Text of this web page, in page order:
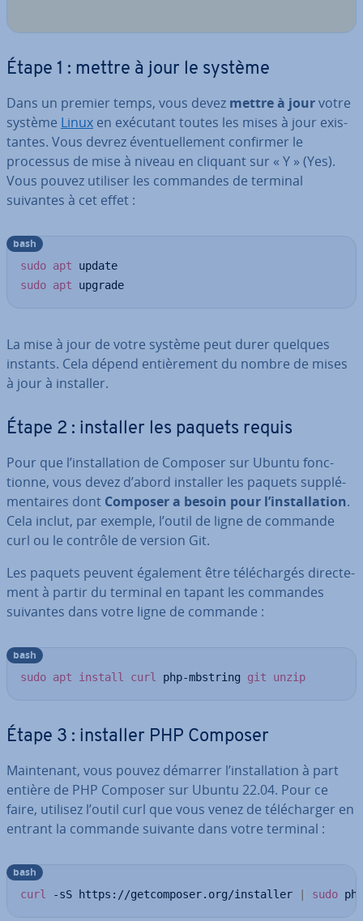
Étape 1 : mettre à jour le système
Dans un premier temps, vous devez mettre à jourvotre
système Linux en exécutant toutes les mises à jour exis­
tantes. Vous devrez éven­tuel­le­ment confirmer le
processus de mise à niveau en cliquant sur « Y » (Yes).
Vous pouvez utiliser les commandes de terminal
suivantes à cet effet :
sudo apt
sudo apt upgrade
bash
La mise à jour de votre système peut durer quelques
instants. Cela dépend en­tiè­re­ment du nombre de mises
à jour à installer.
Étape 2 : installer les paquets requis
Pour que l’ins­tal­la­tion de Composer sur Ubuntu fonc­
tionne, vous devez d’abord installer les paquets sup­plé­
men­taires dont Composer a besoin pour l’ins­tal­la­tion.
Cela inclut, par exemple, l’outil de ligne de commande
curl ou le contrôle de version Git.
Les paquets peuvent également être té­lé­char­gés di­rec­te­
ment à partir du terminal en tapant les commandes
suivantes dans votre ligne de commande :
sudo apt install curl php-mbstring git unzip
bash
Étape 3 : installer PHP Composer
Main­te­nant, vous pouvez démarrer l’ins­tal­la­tion à part
entière de PHP Composer sur Ubuntu 22.04. Pour ce
faire, utilisez l’outil curl que vous venez de té­lé­char­ger en
entrant la commande suivante dans votre terminal :
curl -sS https://getcomposer.org/installer sudo
bash